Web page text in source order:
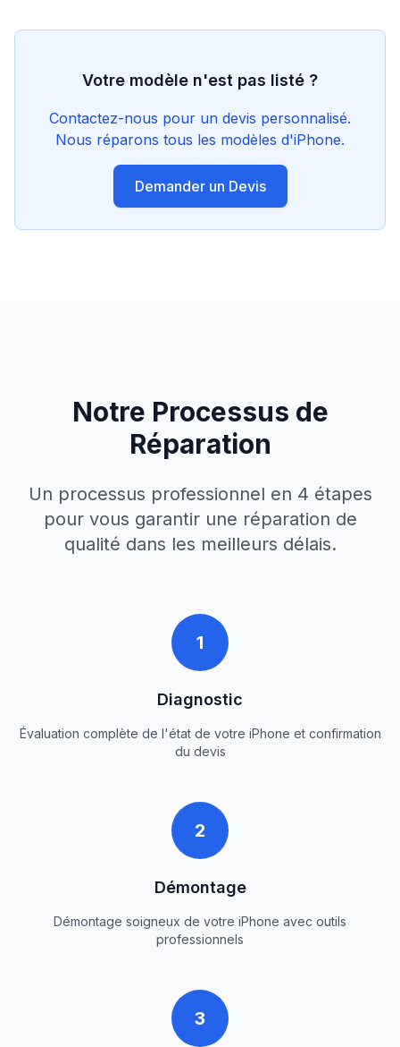
Votre modèle n'est pas listé ?
Contactez-nous pour un devis personnalisé.
Nous réparons tous les modèles d'iPhone.
Demander un Devis
Notre Processus de
Réparation
Un processus professionnel en 4 étapes
pour vous garantir une réparation de
qualité dans les meilleurs délais.
1
Diagnostic
Évaluation complète de l'état de votre iPhone et confirmation
du devis
2
Démontage
Démontage soigneux de votre iPhone avec outils
professionnels
3